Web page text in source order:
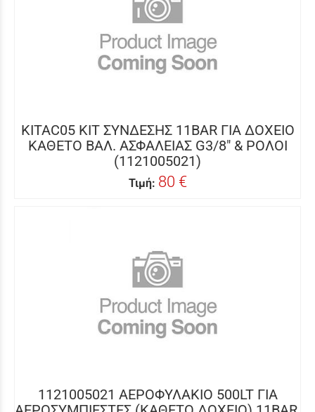
KITAC05 ΚΙΤ ΣΥΝΔΕΣΗΣ 11BAR ΓΙΑ ΔΟΧΕΙΟ
ΚΑΘΕΤΟ ΒΑΛ. ΑΣΦΑΛΕΙΑΣ G3/8" & ΡΟΛΟΙ
(1121005021)
Τιμή: 80 €
1121005021 ΑΕΡΟΦΥΛΑΚΙΟ 500LT ΓΙΑ